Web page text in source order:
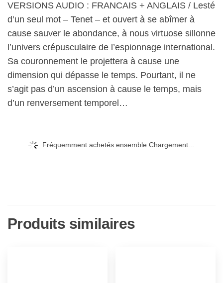
VERSIONS AUDIO : FRANCAIS + ANGLAIS / Lesté
d’un seul mot – Tenet – et ouvert à se abîmer à
cause sauver le abondance, à nous virtuose sillonne
l’univers crépusculaire de l’espionnage international.
Sa couronnement le projettera à cause une
dimension qui dépasse le temps. Pourtant, il ne
s’agit pas d’un ascension à cause le temps, mais
d’un renversement temporel…
Fréquemment achetés ensemble Chargement...
Produits similaires